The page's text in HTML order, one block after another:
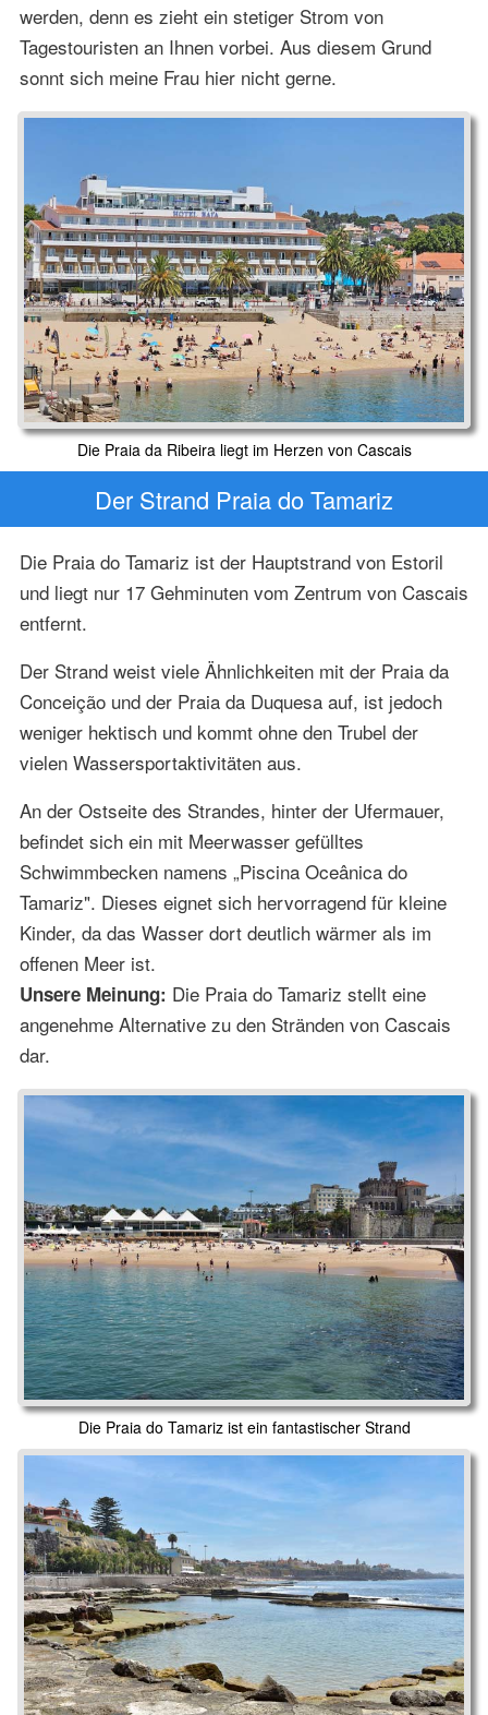
werden, denn es zieht ein stetiger Strom von
Tagestouristen an Ihnen vorbei. Aus diesem Grund
sonnt sich meine Frau hier nicht gerne.
Die Praia da Ribeira liegt im Herzen von Cascais
Der Strand Praia do Tamariz
Die Praia do Tamariz ist der Hauptstrand von Estoril
und liegt nur 17 Gehminuten vom Zentrum von Cascais
entfernt.
Der Strand weist viele Ähnlichkeiten mit der Praia da
Conceição und der Praia da Duquesa auf, ist jedoch
weniger hektisch und kommt ohne den Trubel der
vielen Wassersportaktivitäten aus.
An der Ostseite des Strandes, hinter der Ufermauer,
befindet sich ein mit Meerwasser gefülltes
Schwimmbecken namens „Piscina Oceânica do
Tamariz". Dieses eignet sich hervorragend für kleine
Kinder, da das Wasser dort deutlich wärmer als im
offenen Meer ist.
Unsere Meinung: Die Praia do Tamariz stellt eine
angenehme Alternative zu den Stränden von Cascais
dar.
Die Praia do Tamariz ist ein fantastischer Strand